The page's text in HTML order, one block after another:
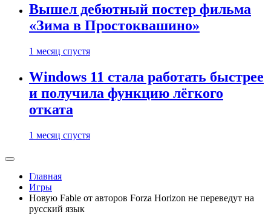
Вышел дебютный постер фильма
«Зима в Простоквашино»
1 месяц спустя
Windows 11 стала работать быстрее
и получила функцию лёгкого
отката
1 месяц спустя
Главная
Игры
Новую Fable от авторов Forza Horizon не переведут на
русский язык